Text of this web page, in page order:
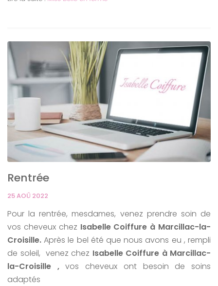
Rentrée
25 AOÛ 2022
Pour la rentrée, mesdames, venez prendre soin de
vos cheveux chez Isabelle Coiffure à Marcillac-la-
Croisille. Après le bel été que nous avons eu , rempli
de soleil, venez chez Isabelle Coiffure à Marcillac-
la-Croisille ,vos cheveux ont besoin de soins
adaptés